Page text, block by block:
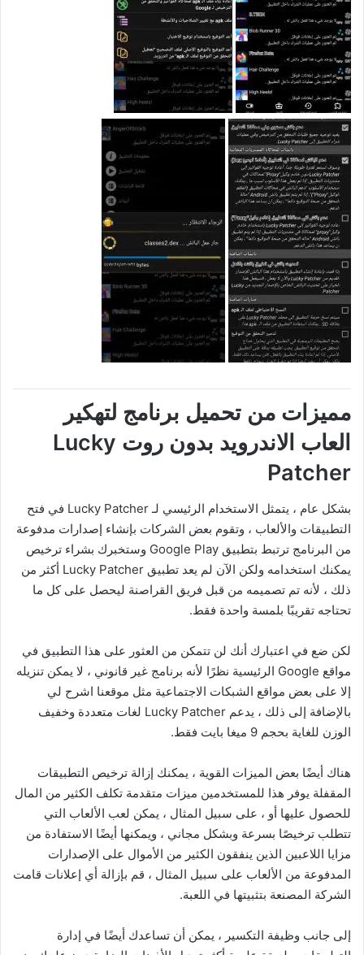
مميزات من تحميل برنامج لتهكير
العاب الاندرويد بدون روت Lucky
Patcher
بشكل عام ، يتمثل الاستخدام الرئيسي لـ Lucky Patcher في فتح
التطبيقات والألعاب ، وتقوم بعض الشركات بإنشاء إصدارات مدفوعة
من البرنامج ترتبط بتطبيق Google Play وستخبرك بشراء ترخيص
يمكنك استخدامه ولكن الآن لم يعد تطبيق Lucky Patcher أكثر من
ذلك ، لأنه تم تصميمه من قبل فريق القراصنة ليحصل على كل ما
تحتاجه تقريبًا بلمسة واحدة فقط.
لكن ضع في اعتبارك أنك لن تتمكن من العثور على هذا التطبيق في
مواقع Google الرئيسية نظرًا لأنه برنامج غير قانوني ، لا يمكن تنزيله
إلا على بعض مواقع الشبكات الاجتماعية مثل موقعنا اشرح لي
بالإضافة إلى ذلك ، يدعم Lucky Patcher لغات متعددة وخفيف
الوزن للغاية بحجم 9 ميغا بايت فقط.
هناك أيضًا بعض الميزات القوية ، يمكنك إزالة ترخيص التطبيقات
المقفلة يوفر هذا للمستخدمين ميزات متقدمة تكلف الكثير من المال
للحصول عليها أو ، على سبيل المثال ، يمكن لعب الألعاب التي
تتطلب ترخيصًا بسرعة وبشكل مجاني ، ويمكنها أيضًا الاستفادة من
مزايا اللاعبين الذين ينفقون الكثير من الأموال على الإصدارات
المدفوعة من الألعاب على سبيل المثال ، قم بإزالة أي إعلانات قامت
الشركة المصنعة بتثبيتها في اللعبة.
إلى جانب وظيفة التكسير ، يمكن أن تساعدك أيضًا في إدارة